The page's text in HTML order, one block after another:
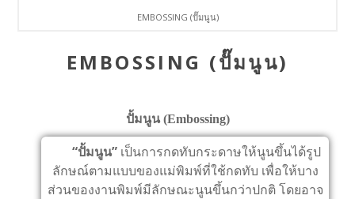
EMBOSSING (ปั๊มนูน)
EMBOSSING (ปั๊มนูน)
ปั้มนูน (Embossing)
“ปั้มนูน” เป็นการกดทับกระดาษให้นูนขึ้นได้รูป
ลักษณ์ตามแบบของแม่พิมพ์ที่ใช้กดทับ เพื่อให้บาง
ส่วนของงานพิมพ์มีลักษณะนูนขึ้นกว่าปกติ โดยอาจ